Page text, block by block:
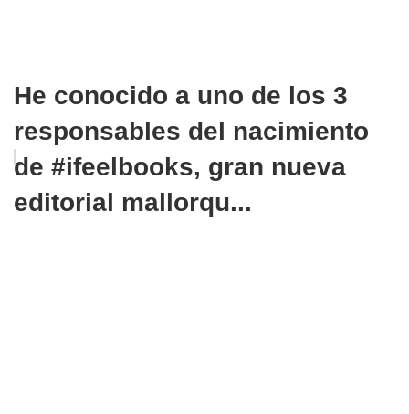
He conocido a uno de los 3
responsables del nacimiento
de #ifeelbooks, gran nueva
editorial mallorqu...